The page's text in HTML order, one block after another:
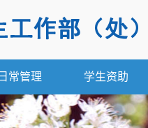
日常管理 学生资助